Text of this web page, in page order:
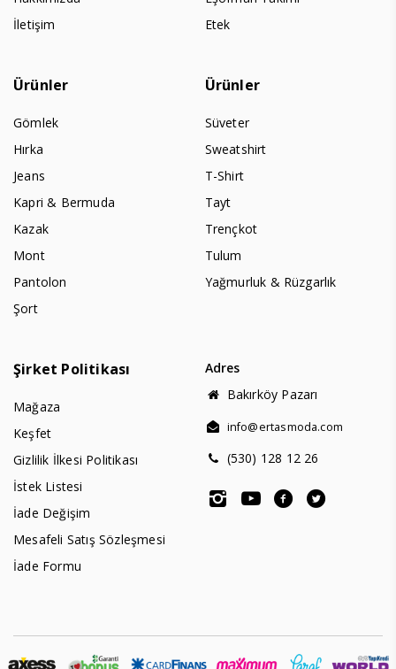
İletişim
Etek
Ürünler
Gömlek
Hırka
Jeans
Kapri & Bermuda
Kazak
Mont
Pantolon
Şort
Ürünler
Süveter
Sweatshirt
T-Shirt
Tayt
Trençkot
Tulum
Yağmurluk & Rüzgarlık
Şirket Politikası
Mağaza
Keşfet
Gizlilik İlkesi Politikası
İstek Listesi
İade Değişim
Mesafeli Satış Sözleşmesi
İade Formu
Adres
Bakırköy Pazarı
info@ertasmoda.com
(530) 128 12 26